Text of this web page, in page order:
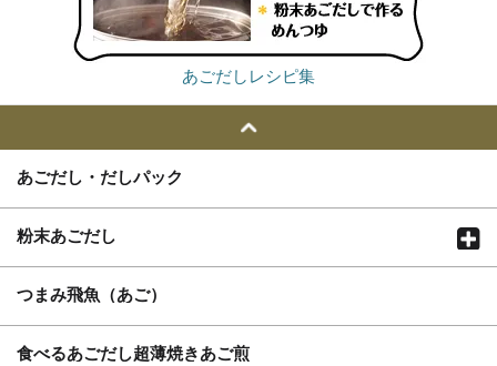
あごだしレシピ集
あごだし・だしパック
粉末あごだし
つまみ飛魚（あご）
食べるあごだし超薄焼きあご煎